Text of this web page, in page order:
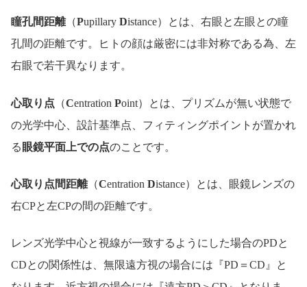
瞳孔間距離（Pupillary Distance）とは、右眼と左眼との瞳
孔間の距離です。ヒトの顔は厳密には非対称である為、左
右眼で若干異なります。
心取り点 （Centration Point）とは、プリズムが無い状態で
の光学中心、設計基準点、フィティングポイントが置かれ
る 眼鏡平面上での点のことです。
心取り点間距離（Centration Distance）とは、眼鏡レンズの
右CPと左CPの間の距離です。
レンズ光学中心と視線が一致するようにした場合のPDと
CDとの関係性は、無限遠方視の場合には『PD＝CD』と